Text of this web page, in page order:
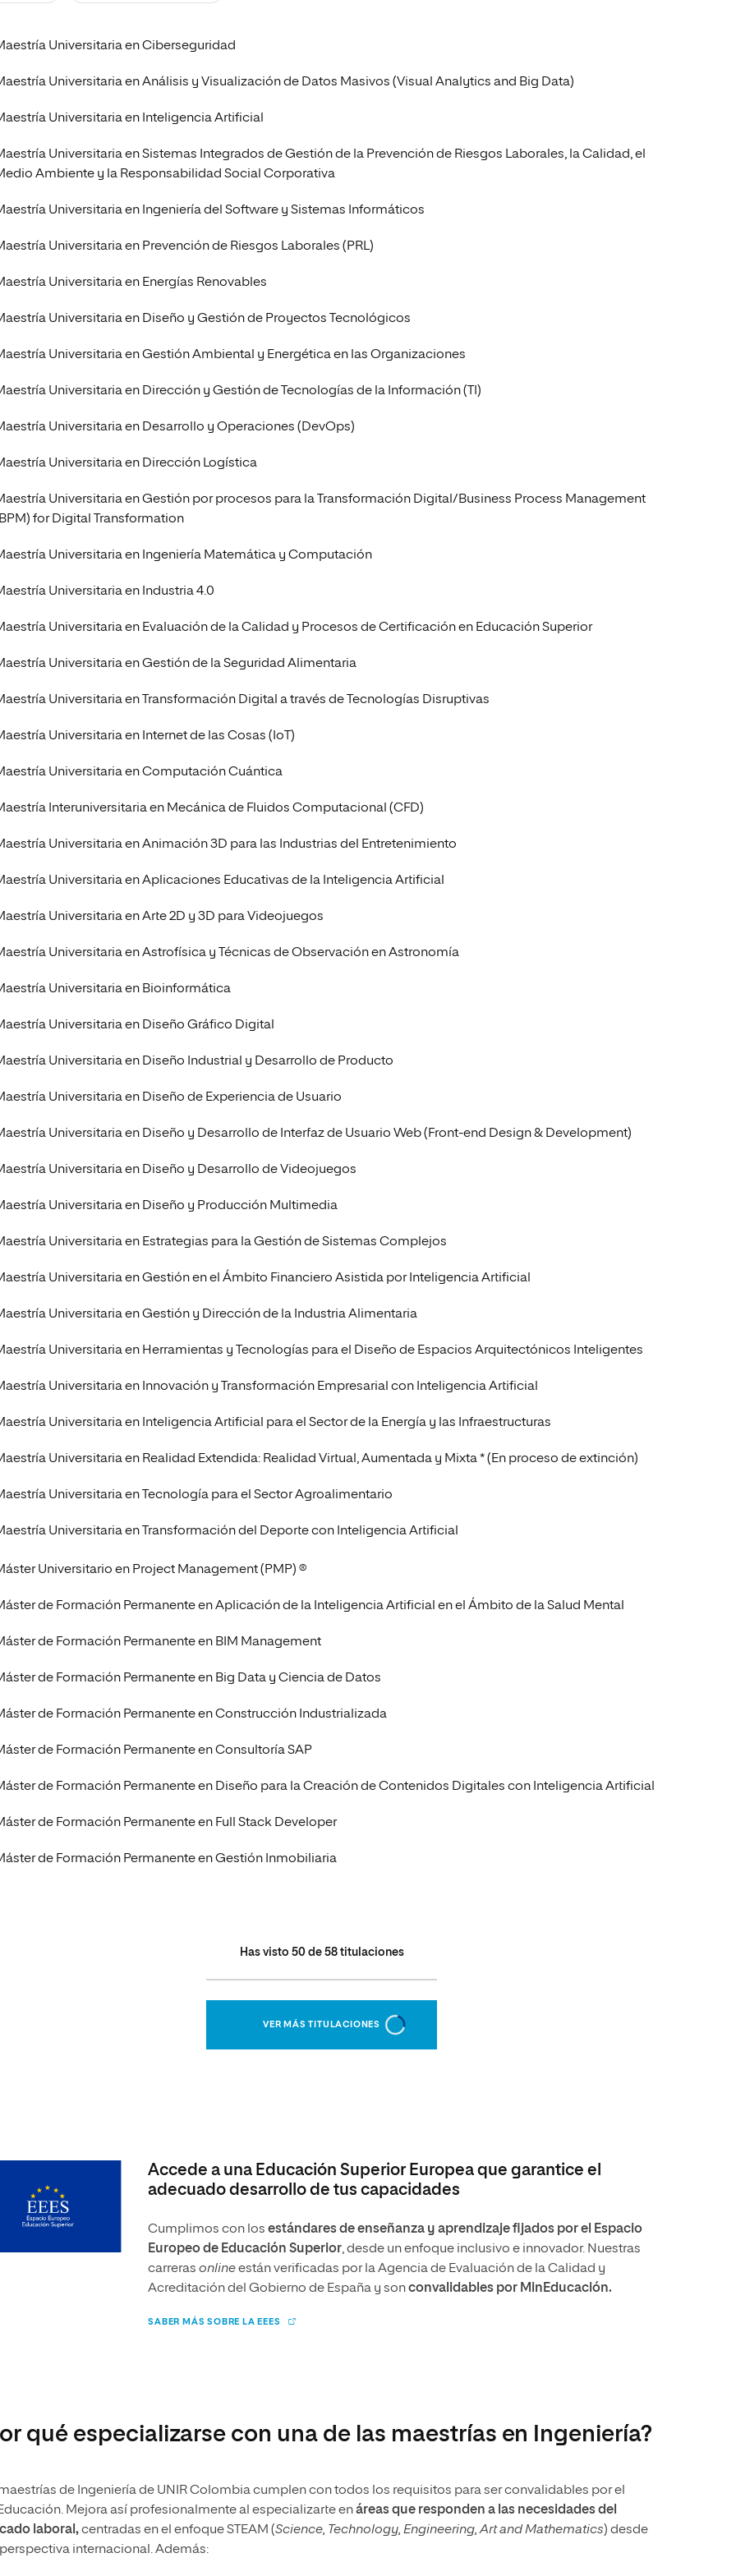
Universitaria en Ciberseguridad
Universitaria en Análisis y Visualización de Datos Masivos (Visual Analytics and Big Data)
Universitaria en Inteligencia Artificial
Universitaria en Sistemas Integrados de Gestión de la Prevención de Riesgos Laborales, la Calidad, el
Ambiente y la Responsabilidad Social Corporativa
Universitaria en Ingeniería del Software y Sistemas Informáticos
Universitaria en Prevención de Riesgos Laborales (PRL)
Universitaria en Energías Renovables
Universitaria en Diseño y Gestión de Proyectos Tecnológicos
Universitaria en Gestión Ambiental y Energética en las Organizaciones
Universitaria en Dirección y Gestión de Tecnologías de la Información (TI)
Universitaria en Desarrollo y Operaciones (DevOps)
Universitaria en Dirección Logística
Universitaria en Gestión por procesos para la Transformación Digital/Business Process Management
for Digital Transformation
Universitaria en Ingeniería Matemática y Computación
Universitaria en Industria 4.0
Universitaria en Evaluación de la Calidad y Procesos de Certificación en Educación Superior
Universitaria en Gestión de la Seguridad Alimentaria
Universitaria en Transformación Digital a través de Tecnologías Disruptivas
Universitaria en Internet de las Cosas (IoT)
Universitaria en Computación Cuántica
Interuniversitaria en Mecánica de Fluidos Computacional (CFD)
Universitaria en Animación 3D para las Industrias del Entretenimiento
Universitaria en Aplicaciones Educativas de la Inteligencia Artificial
Universitaria en Arte 2D y 3D para Videojuegos
Universitaria en Astrofísica y Técnicas de Observación en Astronomía
Universitaria en Bioinformática
Universitaria en Diseño Gráfico Digital
Universitaria en Diseño Industrial y Desarrollo de Producto
Universitaria en Diseño de Experiencia de Usuario
Universitaria en Diseño y Desarrollo de Interfaz de Usuario Web (Front-end Design & Development)
Universitaria en Diseño y Desarrollo de Videojuegos
Universitaria en Diseño y Producción Multimedia
Universitaria en Estrategias para la Gestión de Sistemas Complejos
Universitaria en Gestión en el Ámbito Financiero Asistida por Inteligencia Artificial
Universitaria en Gestión y Dirección de la Industria Alimentaria
Universitaria en Herramientas y Tecnologías para el Diseño de Espacios Arquitectónicos Inteligentes
Universitaria en Innovación y Transformación Empresarial con Inteligencia Artificial
Universitaria en Inteligencia Artificial para el Sector de la Energía y las Infraestructuras
Universitaria en Realidad Extendida: Realidad Virtual, Aumentada y Mixta * (En proceso de extinción)
Universitaria en Tecnología para el Sector Agroalimentario
Universitaria en Transformación del Deporte con Inteligencia Artificial
Universitario en Project Management (PMP) ®
de Formación Permanente en Aplicación de la Inteligencia Artificial en el Ámbito de la Salud Mental
de Formación Permanente en BIM Management
de Formación Permanente en Big Data y Ciencia de Datos
de Formación Permanente en Construcción Industrializada
de Formación Permanente en Consultoría SAP
de Formación Permanente en Diseño para la Creación de Contenidos Digitales con Inteligencia Artificial
de Formación Permanente en Full Stack Developer
de Formación Permanente en Gestión Inmobiliaria
Has visto 50 de 58titulaciones
VER MÁS TITULACIONES
Accede a una Educación Superior Europea que garantice el
adecuado desarrollo de tus capacidades
Cumplimos con losestándares de enseñanza y aprendizaje fijados por el Espacio
Europeo de Educación Superior, desde un enfoque inclusivo e innovador. Nuestras
carrerasonlineestán verificadas por la Agencia de Evaluación de la Calidad y
Acreditación del Gobierno de España y sonconvalidables por MinEducación.
SABER MÁS SOBRE LA EEES
qué especializarse con una de las maestrías en Ingeniería?
de Ingeniería de UNIR Colombia cumplen con todos los requisitos para ser convalidables por el
Mejora así profesionalmente al especializarte enáreas que responden a las necesidades del
laboral,centradas en el enfoque STEAM (Science, Technology, Engineering, Art and Mathematics) desde
internacional. Además: